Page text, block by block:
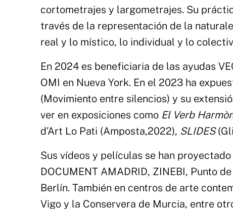
cortometrajes y largometrajes. Su
través de la representación de la
real y lo místico, lo individual y lo
En 2024 es beneficiaria de las ayudas
OMI en Nueva York. En el 2023 ha
(Movimiento entre silencios) y su
ver en exposiciones como El Verb
d’Art Lo Pati (Amposta,2022), SLIDES
Sus vídeos y películas se han
DOCUMENT AMADRID, ZINEBI, Punto
Berlín. También en centros de arte
Vigo y la Conservera de Murcia, entre